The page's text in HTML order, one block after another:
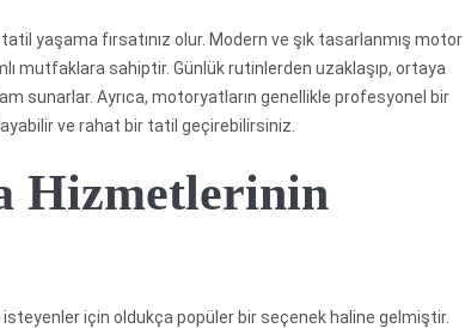
yaşama fırsatınız olur. Modern ve şık tasarlanmış motor
mutfaklara sahiptir. Günlük rutinlerden uzaklaşıp, ortaya
sunarlar. Ayrıca, motoryatların genellikle profesyonel bir
ve rahat bir tatil geçirebilirsiniz.
Hizmetlerinin
için oldukça popüler bir seçenek haline gelmiştir.